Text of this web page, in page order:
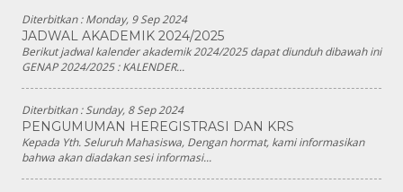
Diterbitkan :Monday, 9 Sep 2024
JADWAL AKADEMIK 2024/2025
Berikut jadwal kalender akademik 2024/2025 dapat diunduh dibawah ini
GENAP 2024/2025 : KALENDER...
Diterbitkan :Sunday, 8 Sep 2024
PENGUMUMAN HEREGISTRASI DAN KRS
Kepada Yth. Seluruh Mahasiswa, Dengan hormat, kami informasikan
bahwa akan diadakan sesi informasi...